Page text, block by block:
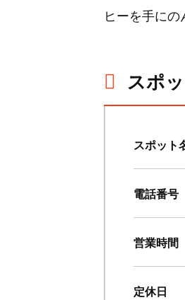
ヒーを手にの
スポ
スポット
電話番号
営業時間
定休日